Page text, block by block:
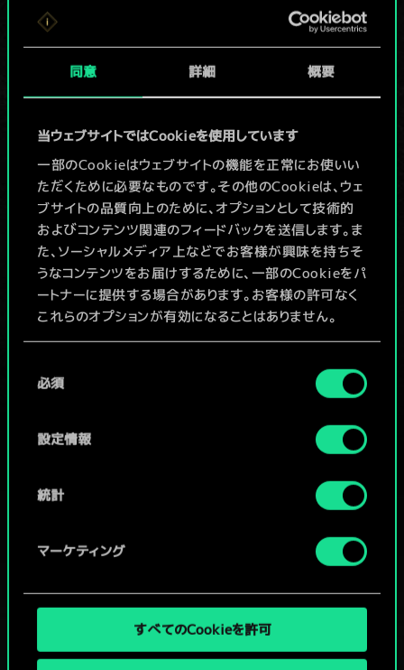
同意 詳細 概要
当ウェブサイトではCookieを使用しています
一部のCookieはウェブサイトの機能を正常にお使いい
ただくために必要なものです。その他のCookieは、ウェ
ブサイトの品質向上のために、オプションとして技術的
およびコンテンツ関連のフィードバックを送信します。ま
た、ソーシャルメディア上などでお客様が興味を持ちそ
うなコンテンツをお届けするために、一部のCookieをパ
ートナーに提供する場合があります。お客様の許可なく
これらのオプションが有効になることはありません。
詳細は、下記の「設定」メニューでご確認ください。
必須
設定情報
統計
マーケティング
すべてのCookieを許可
か共有デッキがあ
りませんが、
続々追加中！
デッキ名入力＆ガイドを作成
デッキを編集
/